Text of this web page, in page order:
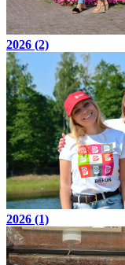
2026 (2)
2026 (1)